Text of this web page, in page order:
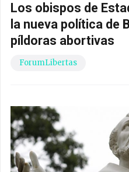
Los obispos de
la nueva política de
píldoras abortivas
ForumLibertas